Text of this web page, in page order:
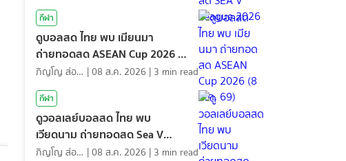
กีฬา
ดูบอลสด ไทย พบ เมียนมา
ถ่ายทอดสด ASEAN Cup 2026 (8
ส.ค. 69) ภิญโญ ส่องแสง |08 ส.ค. 2026 | 3 min read
กีฬา
ดูวอลเลย์บอลสด ไทย พบ
เวียดนาม ถ่ายทอดสด Sea V
League 2026
ภิญโญ ส่องแสง |08 ส.ค. 2026 | 3 min read